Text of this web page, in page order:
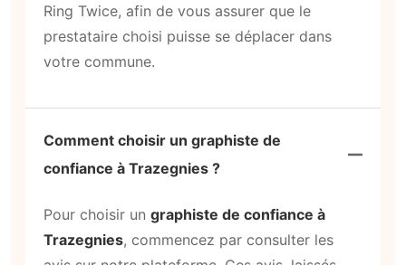
Ring Twice, afin de vous assurer que le
prestataire choisi puisse se déplacer dans
votre commune.
Comment choisir un graphiste de
confiance à Trazegnies ?
Pour choisir un graphiste de confiance à
Trazegnies, commencez par consulter les